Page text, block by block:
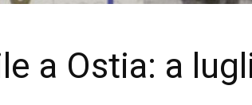
a Ostia: a